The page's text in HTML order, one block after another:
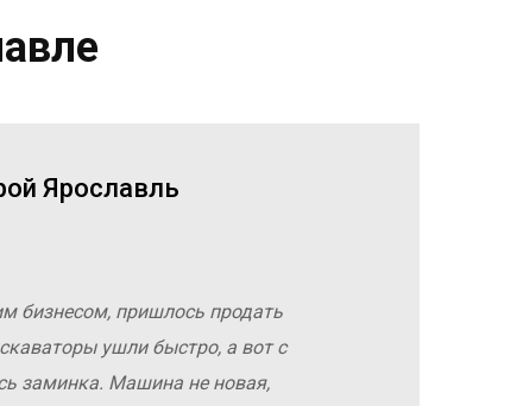
Ярославль
бизнесом, пришлось продать
ушли быстро, а вот с
заминка. Машина не новая,